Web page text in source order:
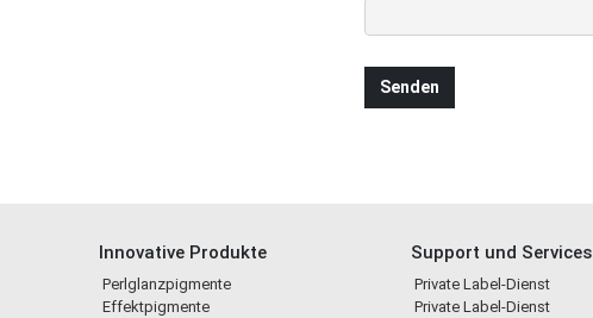
Innovative Produkte
Perlglanzpigmente
Effektpigmente
Support und Services
Private Label-Dienst
Private Label-Dienst